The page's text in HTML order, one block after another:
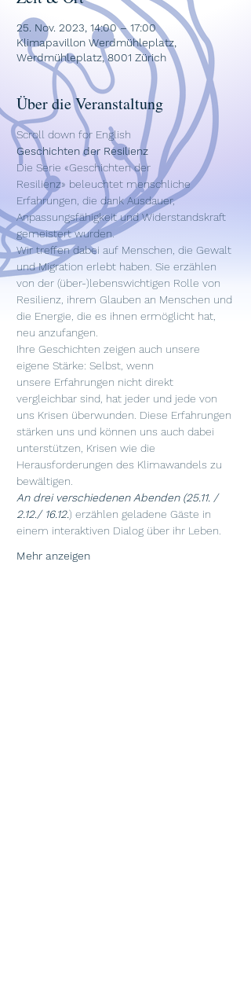
25. Nov. 2023, 14:00 – 17:00
Klimapavillon Werdmühleplatz,
Werdmühleplatz, 8001 Zürich
Über die Veranstaltung
Scroll down for English
Geschichten der Resilienz
Die Serie «Geschichten der
Resilienz» beleuchtet menschliche
Erfahrungen, die dank Ausdauer,
Anpassungsfähigkeit und Widerstandskraft
gemeistert wurden.
Wir treffen dabei auf Menschen, die Gewalt
und Migration erlebt haben. Sie erzählen
von der (über-)lebenswichtigen Rolle von
Resilienz, ihrem Glauben an Menschen und
die Energie, die es ihnen ermöglicht hat,
neu anzufangen.
Ihre Geschichten zeigen auch unsere
eigene Stärke: Selbst, wenn
unsere Erfahrungen nicht direkt
vergleichbar sind, hat jeder und jede von
uns Krisen überwunden. Diese Erfahrungen
stärken uns und können uns auch dabei
unterstützen, Krisen wie die
Herausforderungen des Klimawandels zu
bewältigen.
An drei verschiedenen Abenden (25.11. /
2.12./ 16.12.) erzählen geladene Gäste in
einem interaktiven Dialog über ihr Leben.
Mehr anzeigen